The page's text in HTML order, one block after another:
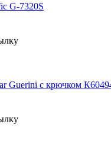
G-7320S
Guerini с крючком